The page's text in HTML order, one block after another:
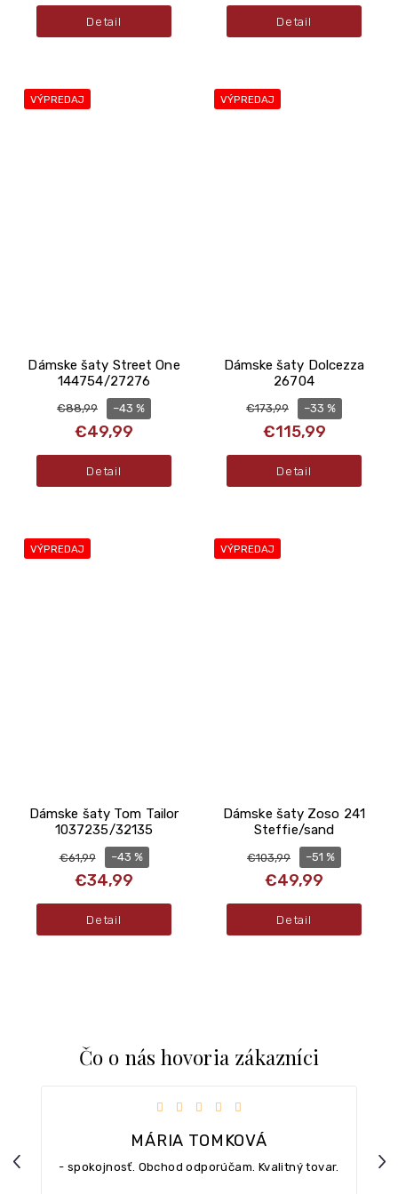
Detail Detail
VÝPREDAJ
Dámske šaty Street One
144754/27276
€88,99
€49,99
–43 %
Detail
VÝPREDAJ
Dámske šaty Dolcezza
26704
€173,99
€115,99
–33 %
Detail
VÝPREDAJ
Dámske šaty Tom Tailor
1037235/32135
€61,99
€34,99
–43 %
Detail
VÝPREDAJ
Dámske šaty Zoso 241
Steffie/sand
€103,99
€49,99
–51 %
Detail
Čo o nás hovoria zákazníci
Previous
MÁRIA TOMKOVÁ
Hodnotenie obchodu je 5 z 5 hviezdičiek.
- spokojnosť. Obchod odporúčam. Kvalitný tovar.